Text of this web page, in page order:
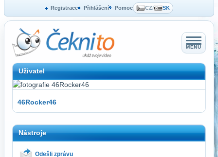
Registrace Přihlášení Pomoc CZ/ SK
MENU
Uživatel
46Rocker46
Nástroje
Odešli zprávu